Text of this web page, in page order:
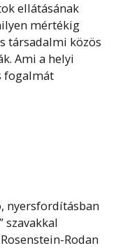
ellátásának
mértékig
társadalmi közös
Ami a helyi
fogalmát
nyersfordításban
szavakkal
Rodan